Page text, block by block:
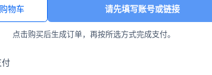
物车 请先填写账号或链接
点击购买后生成订单，再按所选方式完成支付。